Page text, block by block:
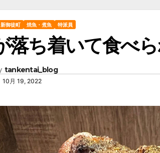
新御徒町 焼魚・煮魚 特派員
落ち着いて食べ
tankentai_blog
10月 19, 2022